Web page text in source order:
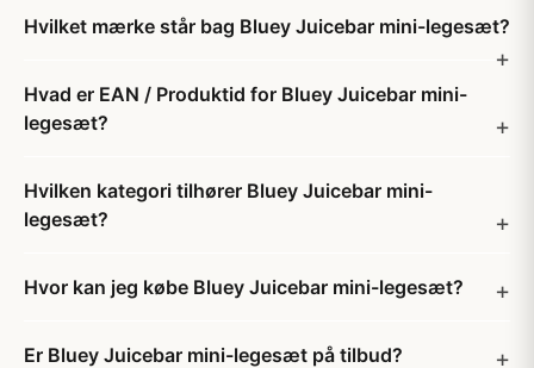
Hvilket mærke står bag Bluey Juicebar mini-legesæt?
Hvad er EAN / Produktid for Bluey Juicebar mini-
legesæt?
Hvilken kategori tilhører Bluey Juicebar mini-
legesæt?
Hvor kan jeg købe Bluey Juicebar mini-legesæt?
Er Bluey Juicebar mini-legesæt på tilbud?